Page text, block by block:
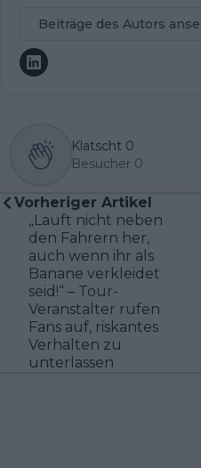
Beiträge des Autors
Klatscht 0
Besucher 0
Vorheriger Artikel
„Lauft nicht neben
den Fahrern her,
auch wenn ihr als
Banane verkleidet
seid!“ – Tour-
Veranstalter rufen
Fans auf, riskantes
Verhalten zu
unterlassen